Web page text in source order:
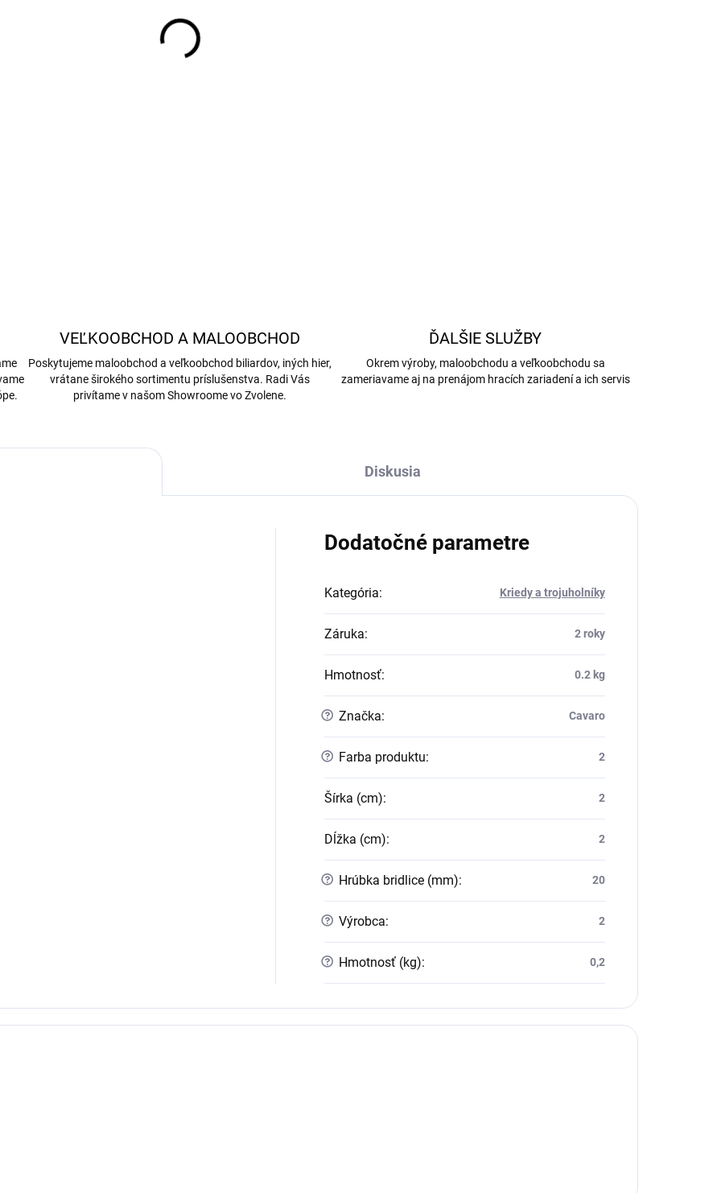
VEĽKOOBCHOD A MALOOBCHOD
Poskytujeme maloobchod a veľkoobchod biliardov, iných hier,
vrátane širokého sortimentu príslušenstva. Radi Vás
privítame v našom Showroome vo Zvolene.
ĎALŠIE SLUŽBY
Okrem výroby, maloobchodu a veľkoobchodu sa
zameriavame aj na prenájom hracích zariadení a ich servis
Diskusia
Dodatočné parametre
Kategória: Kriedy a trojuholníky
Záruka: 2 roky
Hmotnosť: 0.2 kg
? Značka: Cavaro
? Farba produktu: 2
Šírka (cm): 2
Dĺžka (cm): 2
? Hrúbka bridlice (mm): 20
? Výrobca: 2
? Hmotnosť (kg): 0,2